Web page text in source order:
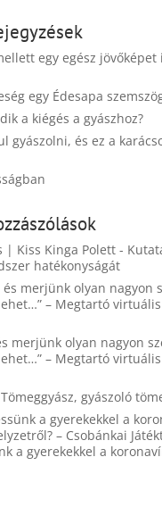
egy egész jövőképet
egy Édesapa
a kiégés a gyászhoz?
gyászolni, és ez a
| Kiss Kinga Polett-
hatékonyságát
és merjünk olyan nagyon
– Megtartó
merjünk olyan nagyon
– Megtartó
Tömeggyász, gyászoló
a gyerekekkel a
– Csobánkai
a gyerekekkel a